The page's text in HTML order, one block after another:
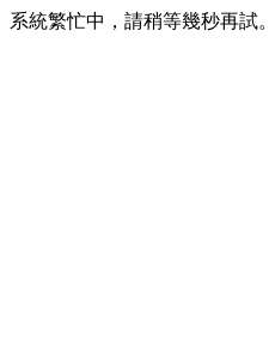
系統繁忙中，請稍等幾秒再試。